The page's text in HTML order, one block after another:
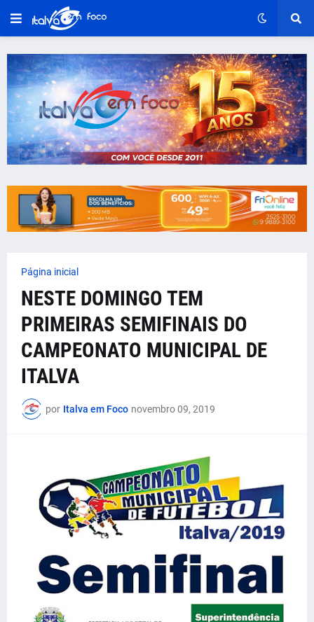
Página inicial
NESTE DOMINGO TEM
PRIMEIRAS SEMIFINAIS DO
CAMPEONATO MUNICIPAL DE
ITALVA
por Italva em Foco novembro 09, 2019